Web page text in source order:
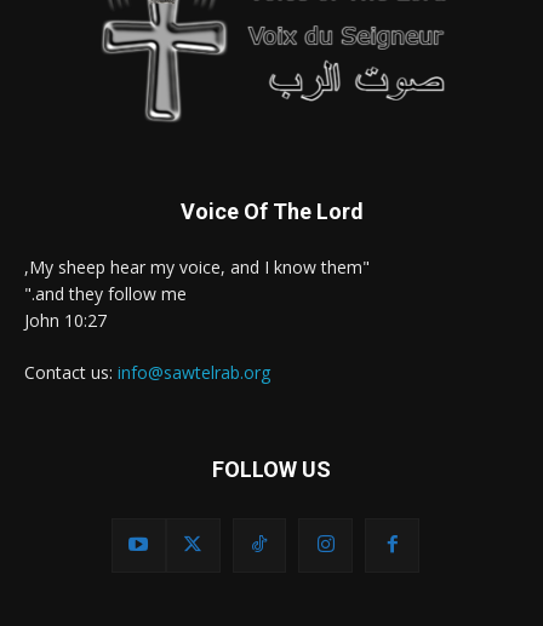
Voice Of The Lord
"My sheep hear my voice, and I know them,
and they follow me."
John 10:27
Contact us: info@sawtelrab.org
FOLLOW US